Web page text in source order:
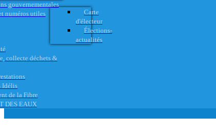
gouvernementales
numéros utiles
Carte
d'électeur
Élections-
actualités
collecte déchets &
Idélis
de la Fibre
DES EAUX